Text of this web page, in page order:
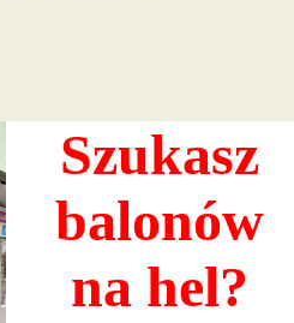
Szukasz
balonów
na hel?